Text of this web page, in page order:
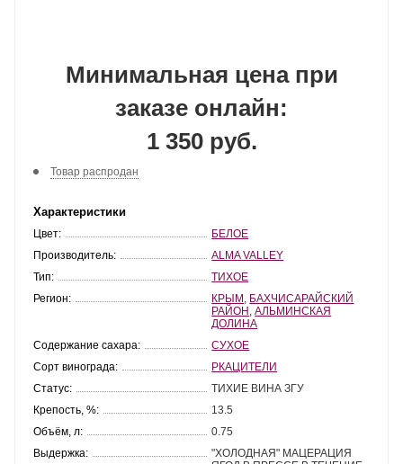
Минимальная цена при
заказе онлайн:
1 350 руб.
Товар распродан
Характеристики
Цвет:
БЕЛОЕ
Производитель:
ALMA VALLEY
Тип:
ТИХОЕ
Регион:
КРЫМ БАХЧИСАРАЙСКИЙ
РАЙОН ,АЛЬМИНСКАЯ
ДОЛИНА
Содержание сахара:
СУХОЕ
Сорт винограда:
РКАЦИТЕЛИ
Статус:
ТИХИЕ ВИНА ЗГУ
Крепость, %:
13.5
Объём, л:
0.75
Выдержка:
"ХОЛОДНАЯ" МАЦЕРАЦИЯ